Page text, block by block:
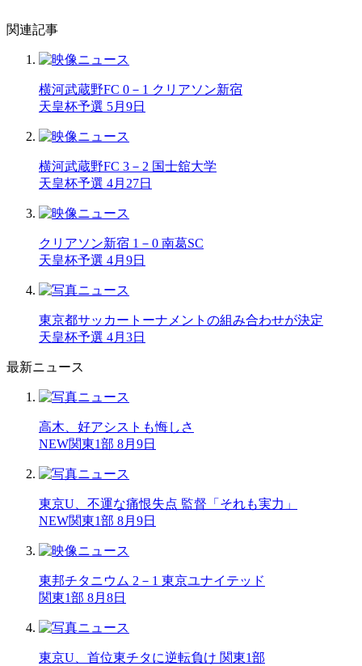
関連記事
横河武蔵野FC 0－1 クリアソン新宿
天皇杯予選 5月9日
横河武蔵野FC 3－2 国士舘大学
天皇杯予選 4月27日
クリアソン新宿 1－0 南葛SC
天皇杯予選 4月9日
東京都サッカートーナメントの組み合わせが決定
天皇杯予選 4月3日
最新ニュース
高木、好アシストも悔しさ
NEW関東1部 8月9日
東京U、不運な痛恨失点 監督「それも実力」
NEW関東1部 8月9日
東邦チタニウム 2－1 東京ユナイテッド
関東1部 8月8日
東京U、首位東チタに逆転負け 関東1部